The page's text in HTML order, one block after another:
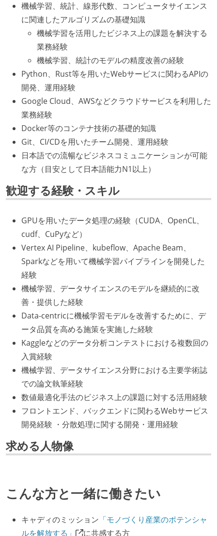
機械学習、統計、線形代数、コンピュータサイエンス
に関連したアルゴリズムの基礎知識
機械学習を活用したビジネス上の課題を解決する
業務経験
機械学習、統計のモデルの精度改善の経験
Python、Rust等を用いたWebサービスに関わるAPIの
開発、運用経験
Google Cloud、AWSなどクラウドサービスを利用した
業務経験
Docker等のコンテナ技術の基礎的知識
Git、CI/CDを用いたチーム開発、運用経験
日本語での流暢なビジネスコミュニケーションが可能
な方（目安として日本語能力N1以上）
歓迎する経験・スキル
GPUを用いたデータ処理の経験（CUDA、OpenCL、
cudf、CuPyなど）
Vertex AI Pipeline、kubeflow、Apache Beam、
Sparkなどを用いて機械学習パイプラインを開発した
経験
機械学習、データサイエンスのモデルを継続的に改
善・提供した経験
Data-centricに機械学習モデルを改善するために、デ
ータ品質を高める施策を実施した経験
Kaggleなどのデータ分析コンテストにおける複数回の
入賞経験
機械学習、データサイエンス分野における主要学術誌
での論文執筆経験
数値最適化手法のビジネス上の課題に対する活用経験
フロントエンド、バックエンドに関わるWebサービス
開発経験 ・分散処理に関する開発・運用経験
求める人物像
こんな方と一緒に働きたい
キャディのミッション 「モノづくり産業のポテンシャ
ルを解放する」
に共感する方